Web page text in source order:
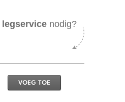
legservice nodig?
VOEG TOE